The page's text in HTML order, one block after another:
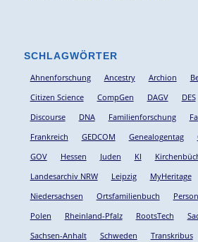
SCHLAGWÖRTER
Ahnenforschung Ancestry Archion
Citizen Science
CompGen DAGV DES
Discourse
DNA Familienforschung
Frankreich
GEDCOM Genealogentag
GOV
Hessen Juden KI
Landesarchiv NRW
Leipzig MyHeritage
Niedersachsen
Ortsfamilienbuch
Polen
Rheinland-Pfalz RootsTech
Sachsen-Anhalt
Schweden Transkribus